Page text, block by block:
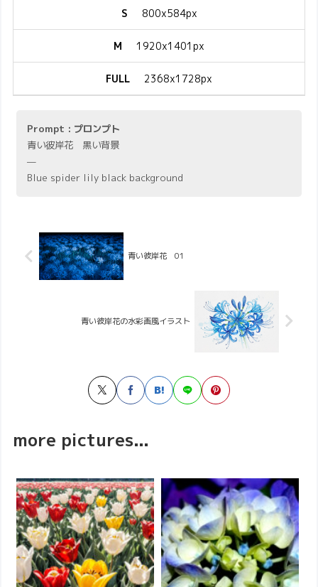
S 800x584px
M 1920x1401px
FULL 2368x1728px
Prompt : プロンプト
青い彼岸花 黒い背景
—
Blue spider lily black background
青い彼岸花 01
青い彼岸花の水彩画風イラスト
more pictures...